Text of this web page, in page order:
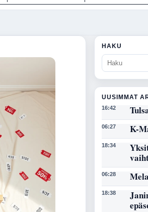
HAKU
UUSIMMAT
16:42
06:27 K-
18:34
06:28
18:38